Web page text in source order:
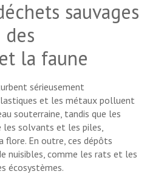
sauvages
la faune
sérieusement
et les métaux polluent
souterraine, tandis que les
les solvants et les piles,
En outre, ces dépôts
nuisibles, comme les rats et les
écosystèmes.